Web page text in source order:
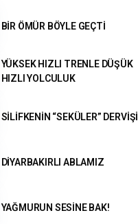
BİR ÖMÜR BÖYLE GEÇTİ
YÜKSEK HIZLI TRENLE DÜŞÜK
HIZLI YOLCULUK
SİLİFKENİN “SEKÜLER” DERVİŞİ
DİYARBAKIRLI ABLAMIZ
YAĞMURUN SESİNE BAK!